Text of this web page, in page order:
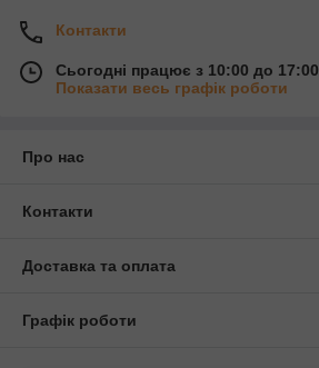
Контакти
Сьогодні працює з 10:00 до 17:00
Показати весь графік роботи
Про нас
Контакти
Доставка та оплата
Графік роботи